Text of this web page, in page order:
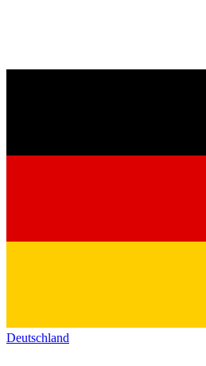
Deutschland